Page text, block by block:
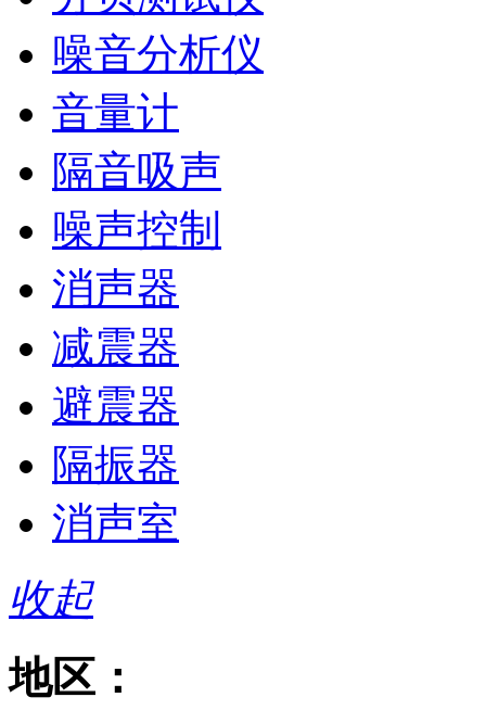
噪音分析仪
音量计
隔音吸声
噪声控制
消声器
减震器
避震器
隔振器
消声室
收起
地区：